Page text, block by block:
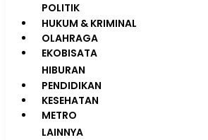
POLITIK
HUKUM & KRIMINAL
OLAHRAGA
EKOBISATA
HIBURAN
PENDIDIKAN
KESEHATAN
METRO
LAINNYA